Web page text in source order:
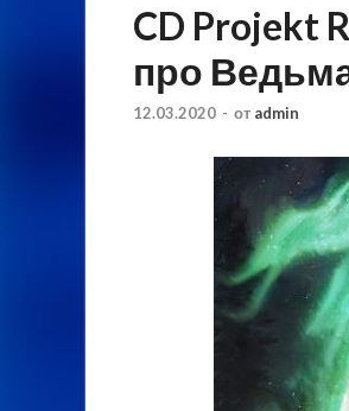
CD Projekt
про
12.03.2020 - от admin